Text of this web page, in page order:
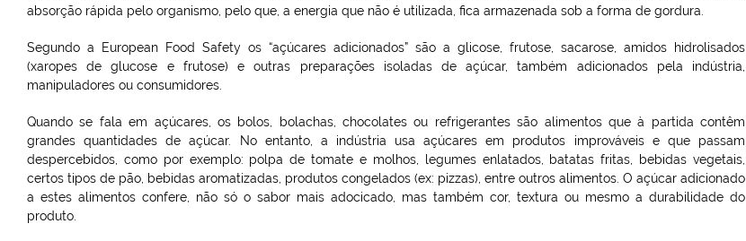
absorção rápida pelo organismo, pelo que, a energia que não é utilizada, fica armazenada sob a forma de gordura.
Segundo a European Food Safety os “açúcares adicionados” são a glicose, frutose, sacarose, amidos hidrolisados
(xaropes de glucose e frutose) e outras preparações isoladas de açúcar, também adicionados pela indústria,
manipuladores ou consumidores.
Quando se fala em açúcares, os bolos, bolachas, chocolates ou refrigerantes são alimentos que à partida contêm
grandes quantidades de açúcar. No entanto, a indústria usa açúcares em produtos improváveis e que passam
despercebidos, como por exemplo: polpa de tomate e molhos, legumes enlatados, batatas fritas, bebidas vegetais,
certos tipos de pão, bebidas aromatizadas, produtos congelados (ex: pizzas), entre outros alimentos. O açúcar adicionado
a estes alimentos confere, não só o sabor mais adocicado, mas também cor, textura ou mesmo a durabilidade do
produto.